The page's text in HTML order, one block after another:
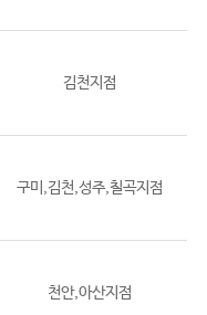
김천지점
구미,김천,성주,칠곡지점
천안,아산지점